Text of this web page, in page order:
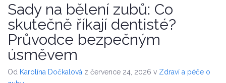
Sady na bělení zubů: Co
skutečně říkají dentisté?
Průvodce bezpečným
úsměvem
Od Karolína Dočkalová z července 24, 2026 v Zdraví a péče o